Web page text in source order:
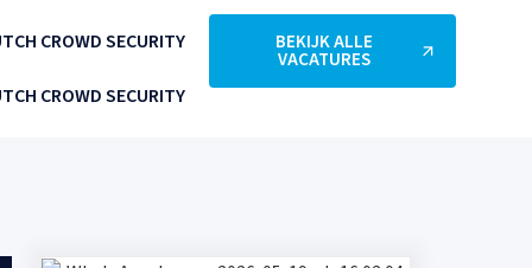
BEKIJK ALLE
VACATURES
CROWD SECURITY
CROWD SECURITY